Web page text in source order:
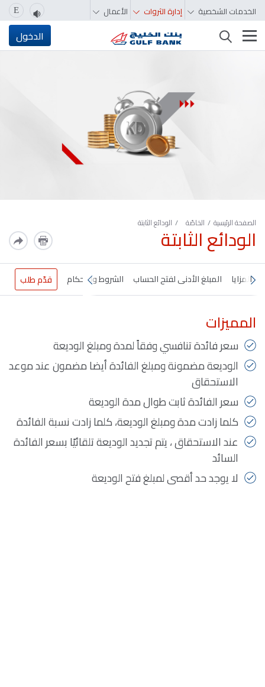
الخدمات الشخصية إدارة الثروات الأعمال E
تغيير التصفّح الدخول
الصفحة الرئيسية الخاصّة الودائع الثابتة
الودائع الثابتة
المزايا المبلغ الأدنى لفتح الحساب الشروط والأحكام قدّم طلب
المميزات
سعر فائدة تنافسي وفقاً لمدة ومبلغ الوديعة
الوديعة مضمونة ومبلغ الفائدة أيضا مضمون عند موعد
الاستحقاق
سعر الفائدة ثابت طوال مدة الوديعة
كلما زادت مدة ومبلغ الوديعة، كلما زادت نسبة الفائدة
عند الاستحقاق ، يتم تجديد الوديعة تلقائيًا بسعر الفائدة
السائد
لا يوجد حد أقصى لمبلغ فتح الوديعة